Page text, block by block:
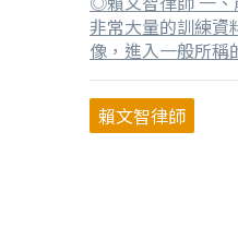
非常大量的訓練資
像，進入一般所
察，巨量資料通常
量」，加上資料來
的各種權利態樣
賴文智律師